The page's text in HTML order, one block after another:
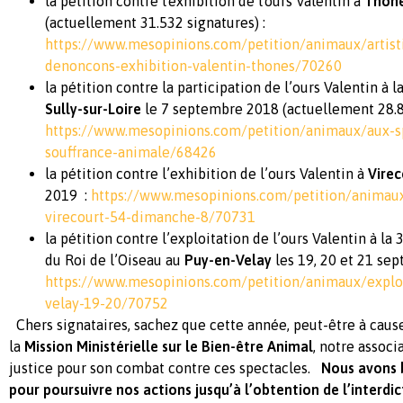
(actuellement 31.532 signatures) :
https://www.mesopinions.com/petition/animaux/
denoncons-exhibition-valentin-thones/70260
la pétition contre la participation de l’ours Valentin à
Sully-sur-Loire le 7 septembre 2018 (actuellement
https://www.mesopinions.com/petition/animaux/aux-
souffrance-animale/68426
la pétition contre l’exhibition de l’ours Valentin à
2019 : https://www.mesopinions.com/petition/
virecourt-54-dimanche-8/70731
la pétition contre l’exploitation de l’ours Valentin à la
du Roi de l’Oiseau au Puy-en-Velay les 19, 20 et 21
https://www.mesopinions.com/petition/animaux/
velay-19-20/70752
Chers signataires, sachez que cette année, peut-être à
la Mission Ministérielle sur le Bien-être Animal, notre
justice pour son combat contre ces spectacles. Nous
pour poursuivre nos actions jusqu’à l’obtention de